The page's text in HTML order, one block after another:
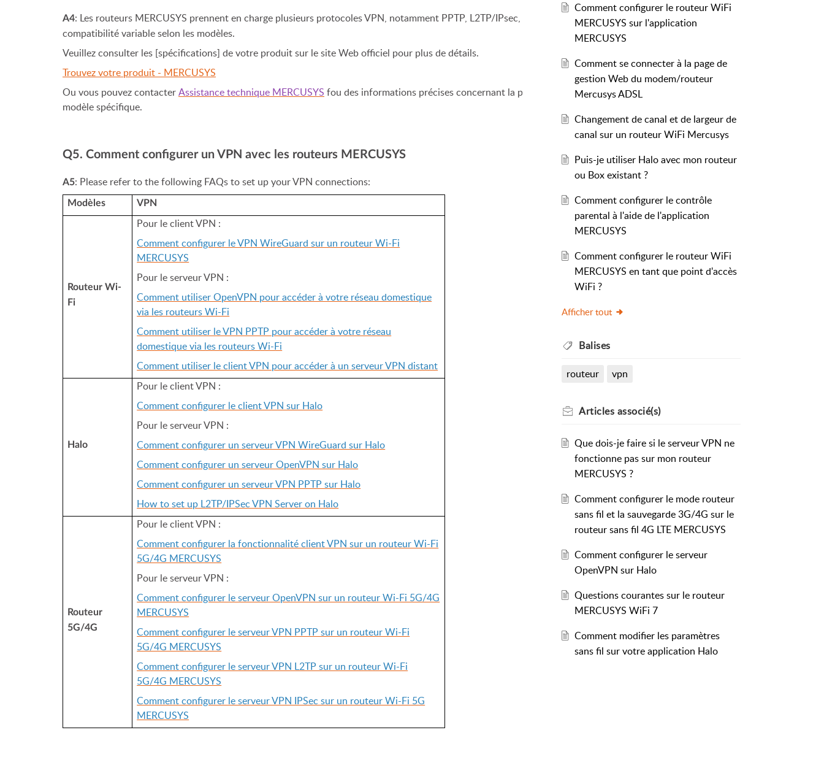
A4: Les routeurs MERCUSYS prennent en charge plusieurs protocoles VPN, notamment PPTP, L2TP/IPsec, OpenVPN et WireGuard, avec une
compatibilité variable selon les modèles.
Veuillez consulter les [spécifications] de votre produit sur le site Web officiel pour plus de détails.
Trouvez votre produit - MERCUSYS
Ou vous pouvez contacterAssistance technique MERCUSYS fou des informations précises concernant la prise en charge du protocole VPN pour votre
modèle spécifique.
Q5. Comment configurer un VPN avec les routeurs MERCUSYS
A5: Please refer to the following FAQs to set up your VPN connections:
Modèles VPN
Routeur Wi-
Fi
Pour le client VPN :
Comment configurer le VPN WireGuard sur un routeur Wi-Fi
MERCUSYS
Pour le serveur VPN :
Comment utiliser OpenVPN pour accéder à votre réseau domestique
via les routeurs Wi-Fi
Comment utiliser le VPN PPTP pour accéder à votre réseau
domestique via les routeurs Wi-Fi
Comment utiliser le client VPN pour accéder à un serveur VPN distant
Halo
Pour le client VPN :
Comment configurer le client VPN sur Halo
Pour le serveur VPN :
Comment configurer un serveur VPN WireGuard sur Halo
Comment configurer un serveur OpenVPN sur Halo
Comment configurer un serveur VPN PPTP sur Halo
How to set up L2TP/IPSec VPN Server on Halo
Routeur
5G/4G
Pour le client VPN :
Comment configurer la fonctionnalité client VPN sur un routeur Wi-Fi
5G/4G MERCUSYS
Pour le serveur VPN :
Comment configurer le serveur OpenVPN sur un routeur Wi-Fi 5G/4G
MERCUSYS
Comment configurer le serveur VPN PPTP sur un routeur Wi-Fi
5G/4G MERCUSYS
Comment configurer le serveur VPN L2TP sur un routeur Wi-Fi
5G/4G MERCUSYS
Comment configurer le serveur VPN IPSec sur un routeur Wi-Fi 5G
MERCUSYS
Comment configurer le routeur WiFi
MERCUSYS sur l'application
MERCUSYS
Comment se connecter à la page de
gestion Web du modem/routeur
Mercusys ADSL
Changement de canal et de largeur de
canal sur un routeur WiFi Mercusys
Puis-je utiliser Halo avec mon routeur
ou Box existant ?
Comment configurer le contrôle
parental à l'aide de l'application
MERCUSYS
Comment configurer le routeur WiFi
MERCUSYS en tant que point d'accès
WiFi ?
Afficher tout
Balises
routeur vpn
Articles associé(s)
Que dois-je faire si le serveur VPN ne
fonctionne pas sur mon routeur
MERCUSYS ?
Comment configurer le mode routeur
sans fil et la sauvegarde 3G/4G sur le
routeur sans fil 4G LTE MERCUSYS
Comment configurer le serveur
OpenVPN sur Halo
Questions courantes sur le routeur
MERCUSYS WiFi 7
Comment modifier les paramètres
sans fil sur votre application Halo